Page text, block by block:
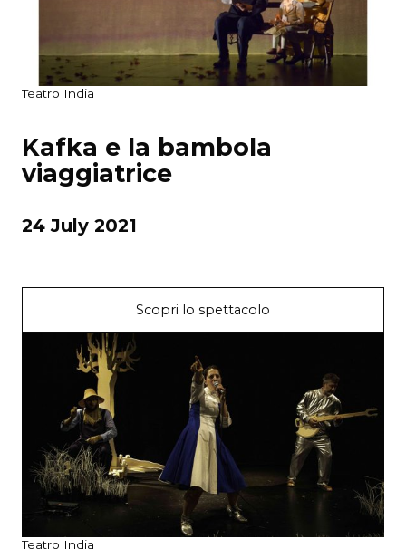
Teatro India
Kafka e la bambola
viaggiatrice
24 July 2021
Scopri lo spettacolo
Teatro India